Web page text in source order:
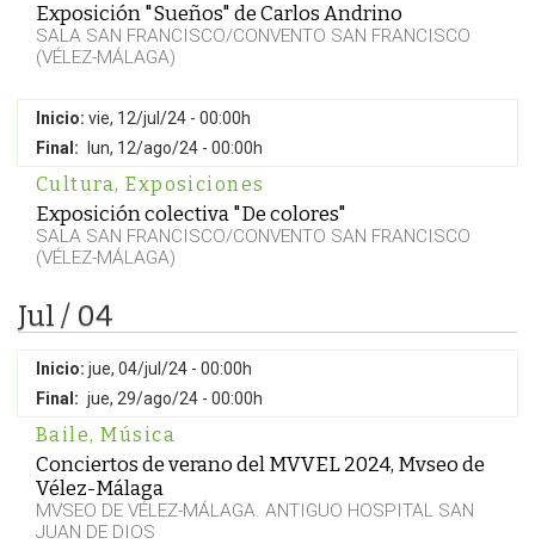
Exposición "Sueños" de Carlos Andrino
SALA SAN FRANCISCO/CONVENTO SAN FRANCISCO
(VÉLEZ-MÁLAGA)
Inicio: vie, 12/jul/24 - 00:00h
Final:
lun, 12/ago/24 - 00:00h
Cultura, Exposiciones
Exposición colectiva "De colores"
SALA SAN FRANCISCO/CONVENTO SAN FRANCISCO
(VÉLEZ-MÁLAGA)
Jul / 04
Inicio: jue, 04/jul/24 - 00:00h
Final: jue, 29/ago/24 - 00:00h
Baile, Música
Conciertos de verano del MVVEL 2024, Mvseo de
Vélez-Málaga
MVSEO DE VÉLEZ-MÁLAGA. ANTIGUO HOSPITAL SAN
JUAN DE DIOS